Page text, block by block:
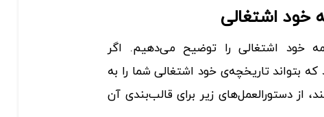
خود اشتغالی
خود اشتغالی را توضیح می‌دهیم. اگر
بتواند تاریخچه‌ی خود اشتغالی شما را به
از دستورالعمل‌های زیر برای قالب‌بندی آن